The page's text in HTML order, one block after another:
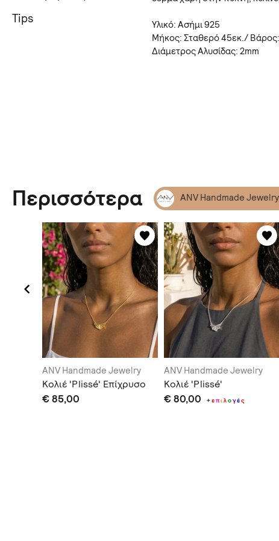
Tips
Υλικό: Ασήμι 925
Μήκος: Σταθερό 45εκ./
Διάμετρος Αλυσίδας: 2mm
Περισσότερα ANV Handmade Jewelry
ANV Handmade Jewelry
Κολιέ 'Plissé' Επίχρυσο
€ 85,00
ANV Handmade Jewelry
Κολιέ 'Plissé'
€ 80,00 +επιλογές